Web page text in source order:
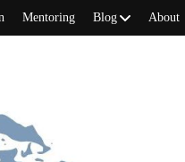
Mentoring Blog About